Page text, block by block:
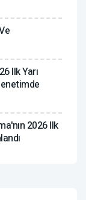
Ilk Yarı
2026 Ilk